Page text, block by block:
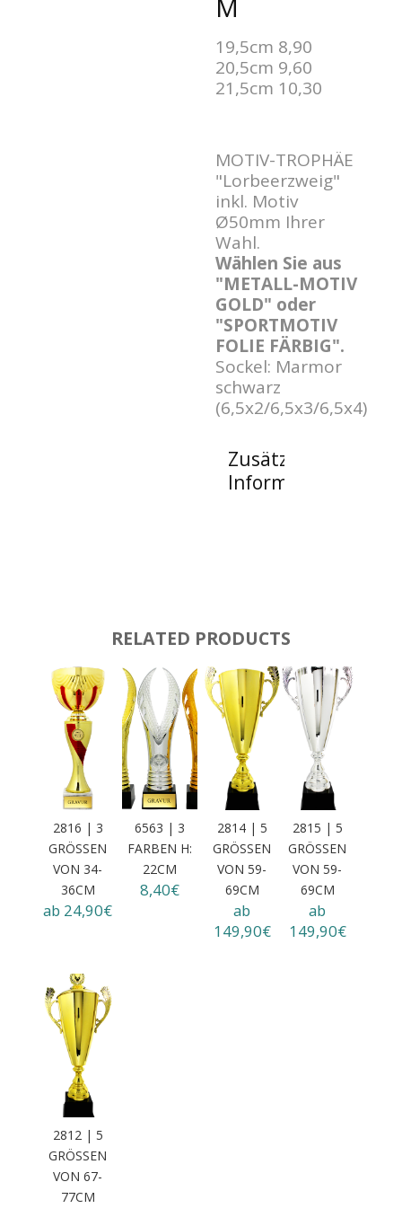
19,5cm 8,90
20,5cm 9,60
21,5cm 10,30
MOTIV-TROPHÄE
"Lorbeerzweig"
inkl. Motiv
Ø50mm Ihrer
Wahl.
Wählen Sie aus
"METALL-MOTIV
GOLD" oder
"SPORTMOTIV
FOLIE FÄRBIG".
Sockel: Marmor
schwarz
(6,5x2/6,5x3/6,5x4)
Zusätzliche
Informationen
RELATED PRODUCTS
2816 | 3
GRÖSSEN
VON 34-3
6CM
ab 24,90€
6563 | 3
FARBEN H:
22CM
8,40€
2814 | 5
GRÖSSEN V
ON 59-6
9CM
ab
149,90€
2815 | 5
GRÖSSEN V
ON 59-6
9CM
ab
149,90€
2812 | 5
GRÖSSEN V
ON 67-7
7CM